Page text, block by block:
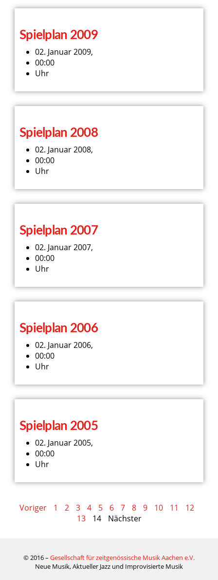
Spielplan 2009
02. Januar 2009,
00:00
Uhr
Spielplan 2008
02. Januar 2008,
00:00
Uhr
Spielplan 2007
02. Januar 2007,
00:00
Uhr
Spielplan 2006
02. Januar 2006,
00:00
Uhr
Spielplan 2005
02. Januar 2005,
00:00
Uhr
Voriger 1 2 3 4 5 6 7 8 9 10 11
12
13
14 Nächster
© 2016 – Gesellschaft für zeitgenössische Musik Aachen e.V.
Neue Musik, Aktueller Jazz und Improvisierte Musik